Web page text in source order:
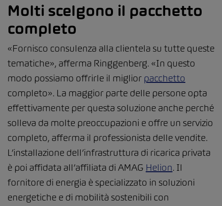
Molti scelgono il pacchetto
completo
«Fornisco consulenza alla clientela su tutte queste
tematiche», afferma Ringgenberg. «In questo
modo possiamo offrirle il miglior pacchetto
completo». La maggior parte delle persone opta
effettivamente per questa soluzione anche perché
solleva da molte preoccupazioni e offre un servizio
completo, afferma il professionista delle vendite.
L’installazione dell’infrastruttura di ricarica privata
è poi affidata all’affiliata di AMAG Helion. Il
fornitore di energia è specializzato in soluzioni
energetiche e di mobilità sostenibili con